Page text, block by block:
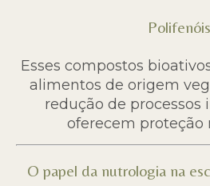
Polifenóis
Esses compostos
alimentos de origem
redução de processos
oferecem proteção
O papel da nutrologia na